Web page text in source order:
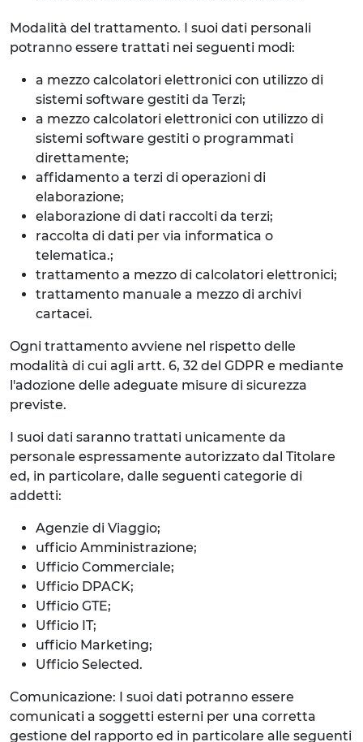
Modalità del trattamento. I suoi dati personali
potranno essere trattati nei seguenti modi:
a mezzo calcolatori elettronici con utilizzo di
sistemi software gestiti da Terzi;
a mezzo calcolatori elettronici con utilizzo di
sistemi software gestiti o programmati
direttamente;
affidamento a terzi di operazioni di
elaborazione;
elaborazione di dati raccolti da terzi;
raccolta di dati per via informatica o
telematica.;
trattamento a mezzo di calcolatori elettronici;
trattamento manuale a mezzo di archivi
cartacei.
Ogni trattamento avviene nel rispetto delle
modalità di cui agli artt. 6, 32 del GDPR e mediante
l'adozione delle adeguate misure di sicurezza
previste.
I suoi dati saranno trattati unicamente da
personale espressamente autorizzato dal Titolare
ed, in particolare, dalle seguenti categorie di
addetti:
Agenzie di Viaggio;
ufficio Amministrazione;
Ufficio Commerciale;
Ufficio DPACK;
Ufficio GTE;
Ufficio IT;
ufficio Marketing;
Ufficio Selected.
Comunicazione: I suoi dati potranno essere
comunicati a soggetti esterni per una corretta
gestione del rapporto ed in particolare alle seguenti